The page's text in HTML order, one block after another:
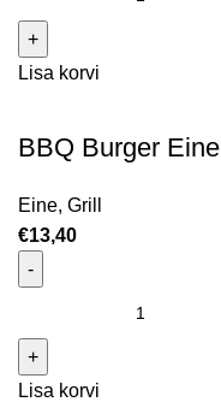
Lisa korvi
BBQ Burger Eine
Eine, Grill
€13,40
BBQ Burger Eine kogus
Lisa korvi